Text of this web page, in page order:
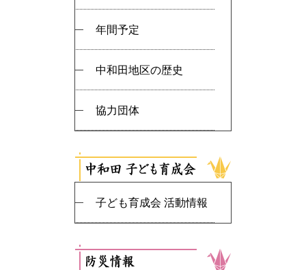
年間予定
中和田地区の歴史
協力団体
子ども育成会 活動情報